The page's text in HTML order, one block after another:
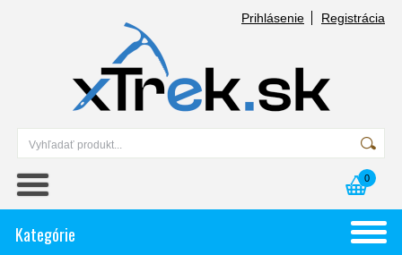
Prihlásenie Registrácia
0
Kategórie